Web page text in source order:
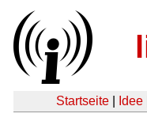
Startseite Idee